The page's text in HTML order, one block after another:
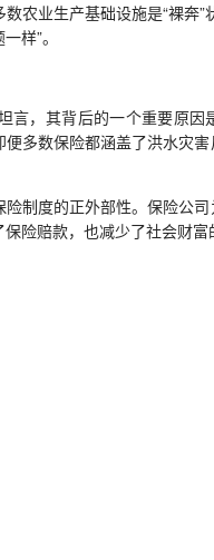
农业生产基础设施是“裸奔”
样”。
，其背后的一个重要原因
多数保险都涵盖了洪水灾
度的正外部性。保险公司
险赔款，也减少了社会财富